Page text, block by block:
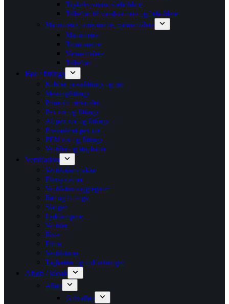
Trykekspansionsbeholdere
Tilbehør til vandvarmere og beholdere
Manometre,termometre, varmemålere
Manometre
Termometre
Varmemålere
Tilbehør
Rør / fittings
Kobber pressfittings og rør
Messingfittings
Primofit rørsamler
Pex rør og fittings
Alupex rør og fittings
Præisoleret pex rør
PEM rør og fittings
Ventiler og stophaner
Ventilation
Ventilationspakke
Flexsystemer
Ventilationsaggregater
Rør og fittings
Slanger
Lyddæmpere
Ventiler
Riste
Filtre
Ventilatorer
Taghætter og inddækninger
Afløb / kloak
Afløb
Gulvafløb